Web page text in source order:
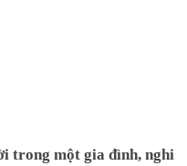
trong một gia đình, nghi